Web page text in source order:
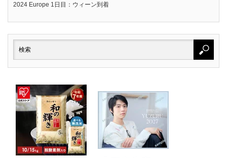
2024 Europe 1日目：ウィーン到着